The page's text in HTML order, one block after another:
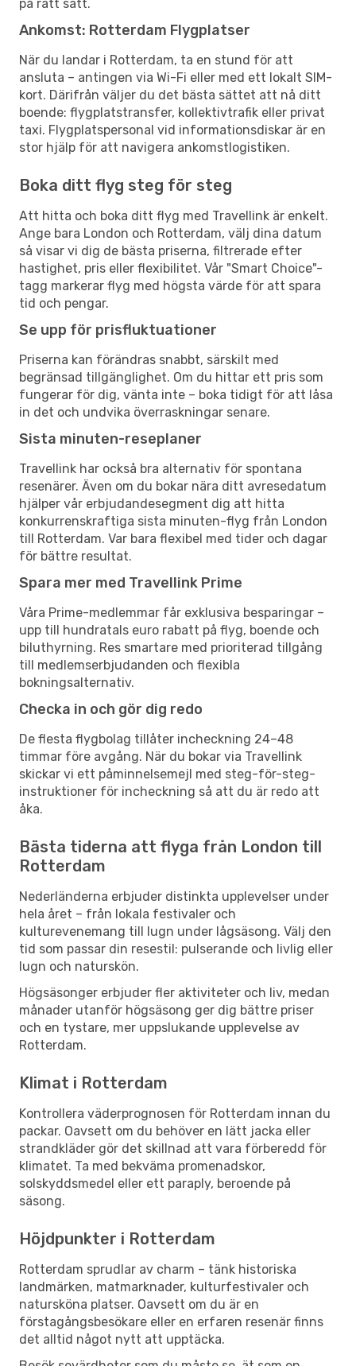
på rätt sätt.
Ankomst: Rotterdam Flygplatser
När du landar i Rotterdam, ta en stund för att
ansluta – antingen via Wi-Fi eller med ett lokalt SIM-
kort. Därifrån väljer du det bästa sättet att nå ditt
boende: flygplatstransfer, kollektivtrafik eller privat
taxi. Flygplatspersonal vid informationsdiskar är en
stor hjälp för att navigera ankomstlogistiken.
Boka ditt flyg steg för steg
Att hitta och boka ditt flyg med Travellink är enkelt.
Ange bara London och Rotterdam, välj dina datum
så visar vi dig de bästa priserna, filtrerade efter
hastighet, pris eller flexibilitet. Vår "Smart Choice"-
tagg markerar flyg med högsta värde för att spara
tid och pengar.
Se upp för prisfluktuationer
Priserna kan förändras snabbt, särskilt med
begränsad tillgänglighet. Om du hittar ett pris som
fungerar för dig, vänta inte – boka tidigt för att låsa
in det och undvika överraskningar senare.
Sista minuten-reseplaner
Travellink har också bra alternativ för spontana
resenärer. Även om du bokar nära ditt avresedatum
hjälper vår erbjudandesegment dig att hitta
konkurrenskraftiga sista minuten-flyg från London
till Rotterdam. Var bara flexibel med tider och dagar
för bättre resultat.
Spara mer med Travellink Prime
Våra Prime-medlemmar får exklusiva besparingar –
upp till hundratals euro rabatt på flyg, boende och
biluthyrning. Res smartare med prioriterad tillgång
till medlemserbjudanden och flexibla
bokningsalternativ.
Checka in och gör dig redo
De flesta flygbolag tillåter incheckning 24–48
timmar före avgång. När du bokar via Travellink
skickar vi ett påminnelsemejl med steg-för-steg-
instruktioner för incheckning så att du är redo att
åka.
Bästa tiderna att flyga från London till
Rotterdam
Nederländerna erbjuder distinkta upplevelser under
hela året – från lokala festivaler och
kulturevenemang till lugn under lågsäsong. Välj den
tid som passar din resestil: pulserande och livlig eller
lugn och naturskön.
Högsäsonger erbjuder fler aktiviteter och liv, medan
månader utanför högsäsong ger dig bättre priser
och en tystare, mer uppslukande upplevelse av
Rotterdam.
Klimat i Rotterdam
Kontrollera väderprognosen för Rotterdam innan du
packar. Oavsett om du behöver en lätt jacka eller
strandkläder gör det skillnad att vara förberedd för
klimatet. Ta med bekväma promenadskor,
solskyddsmedel eller ett paraply, beroende på
säsong.
Höjdpunkter i Rotterdam
Rotterdam sprudlar av charm – tänk historiska
landmärken, matmarknader, kulturfestivaler och
natursköna platser. Oavsett om du är en
förstagångsbesökare eller en erfaren resenär finns
det alltid något nytt att upptäcka.